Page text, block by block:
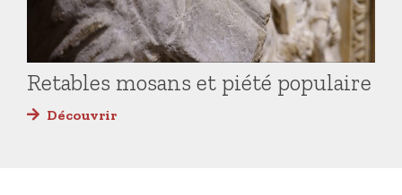
Retables mosans et piété populaire
Découvrir